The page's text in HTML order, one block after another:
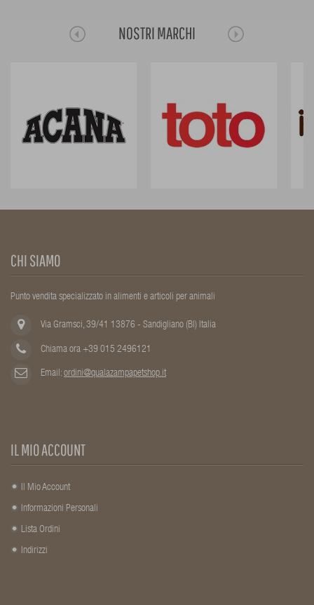
NOSTRI MARCHI
CHI SIAMO
Punto vendita specializzato in alimenti e articoli per animali
Via Gramsci, 39/41 13876 - Sandigliano (BI) Italia
Chiama ora +39 015 2496121
Email: ordini@qualazampapetshop.it
IL MIO ACCOUNT
Il Mio Account
Informazioni Personali
Lista Ordini
Indirizzi